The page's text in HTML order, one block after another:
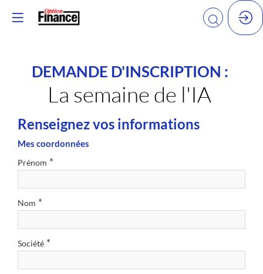
DEMANDE D'INSCRIPTION :
La semaine de l'IA
Renseignez vos informations
Mes coordonnées
Prénom *
Nom *
Société *